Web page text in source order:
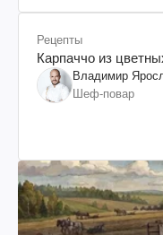
Рецепты
Карпаччо из
Владимир
Шеф-повар